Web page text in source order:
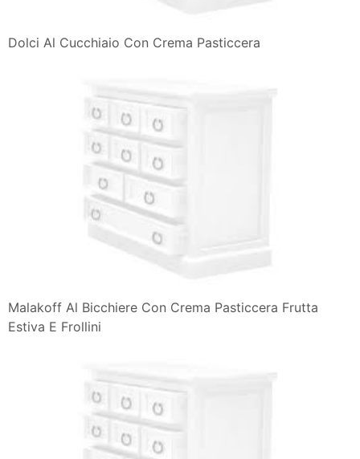
Dolci Al Cucchiaio Con Crema Pasticcera
Malakoff Al Bicchiere Con Crema Pasticcera Frutta
Estiva E Frollini